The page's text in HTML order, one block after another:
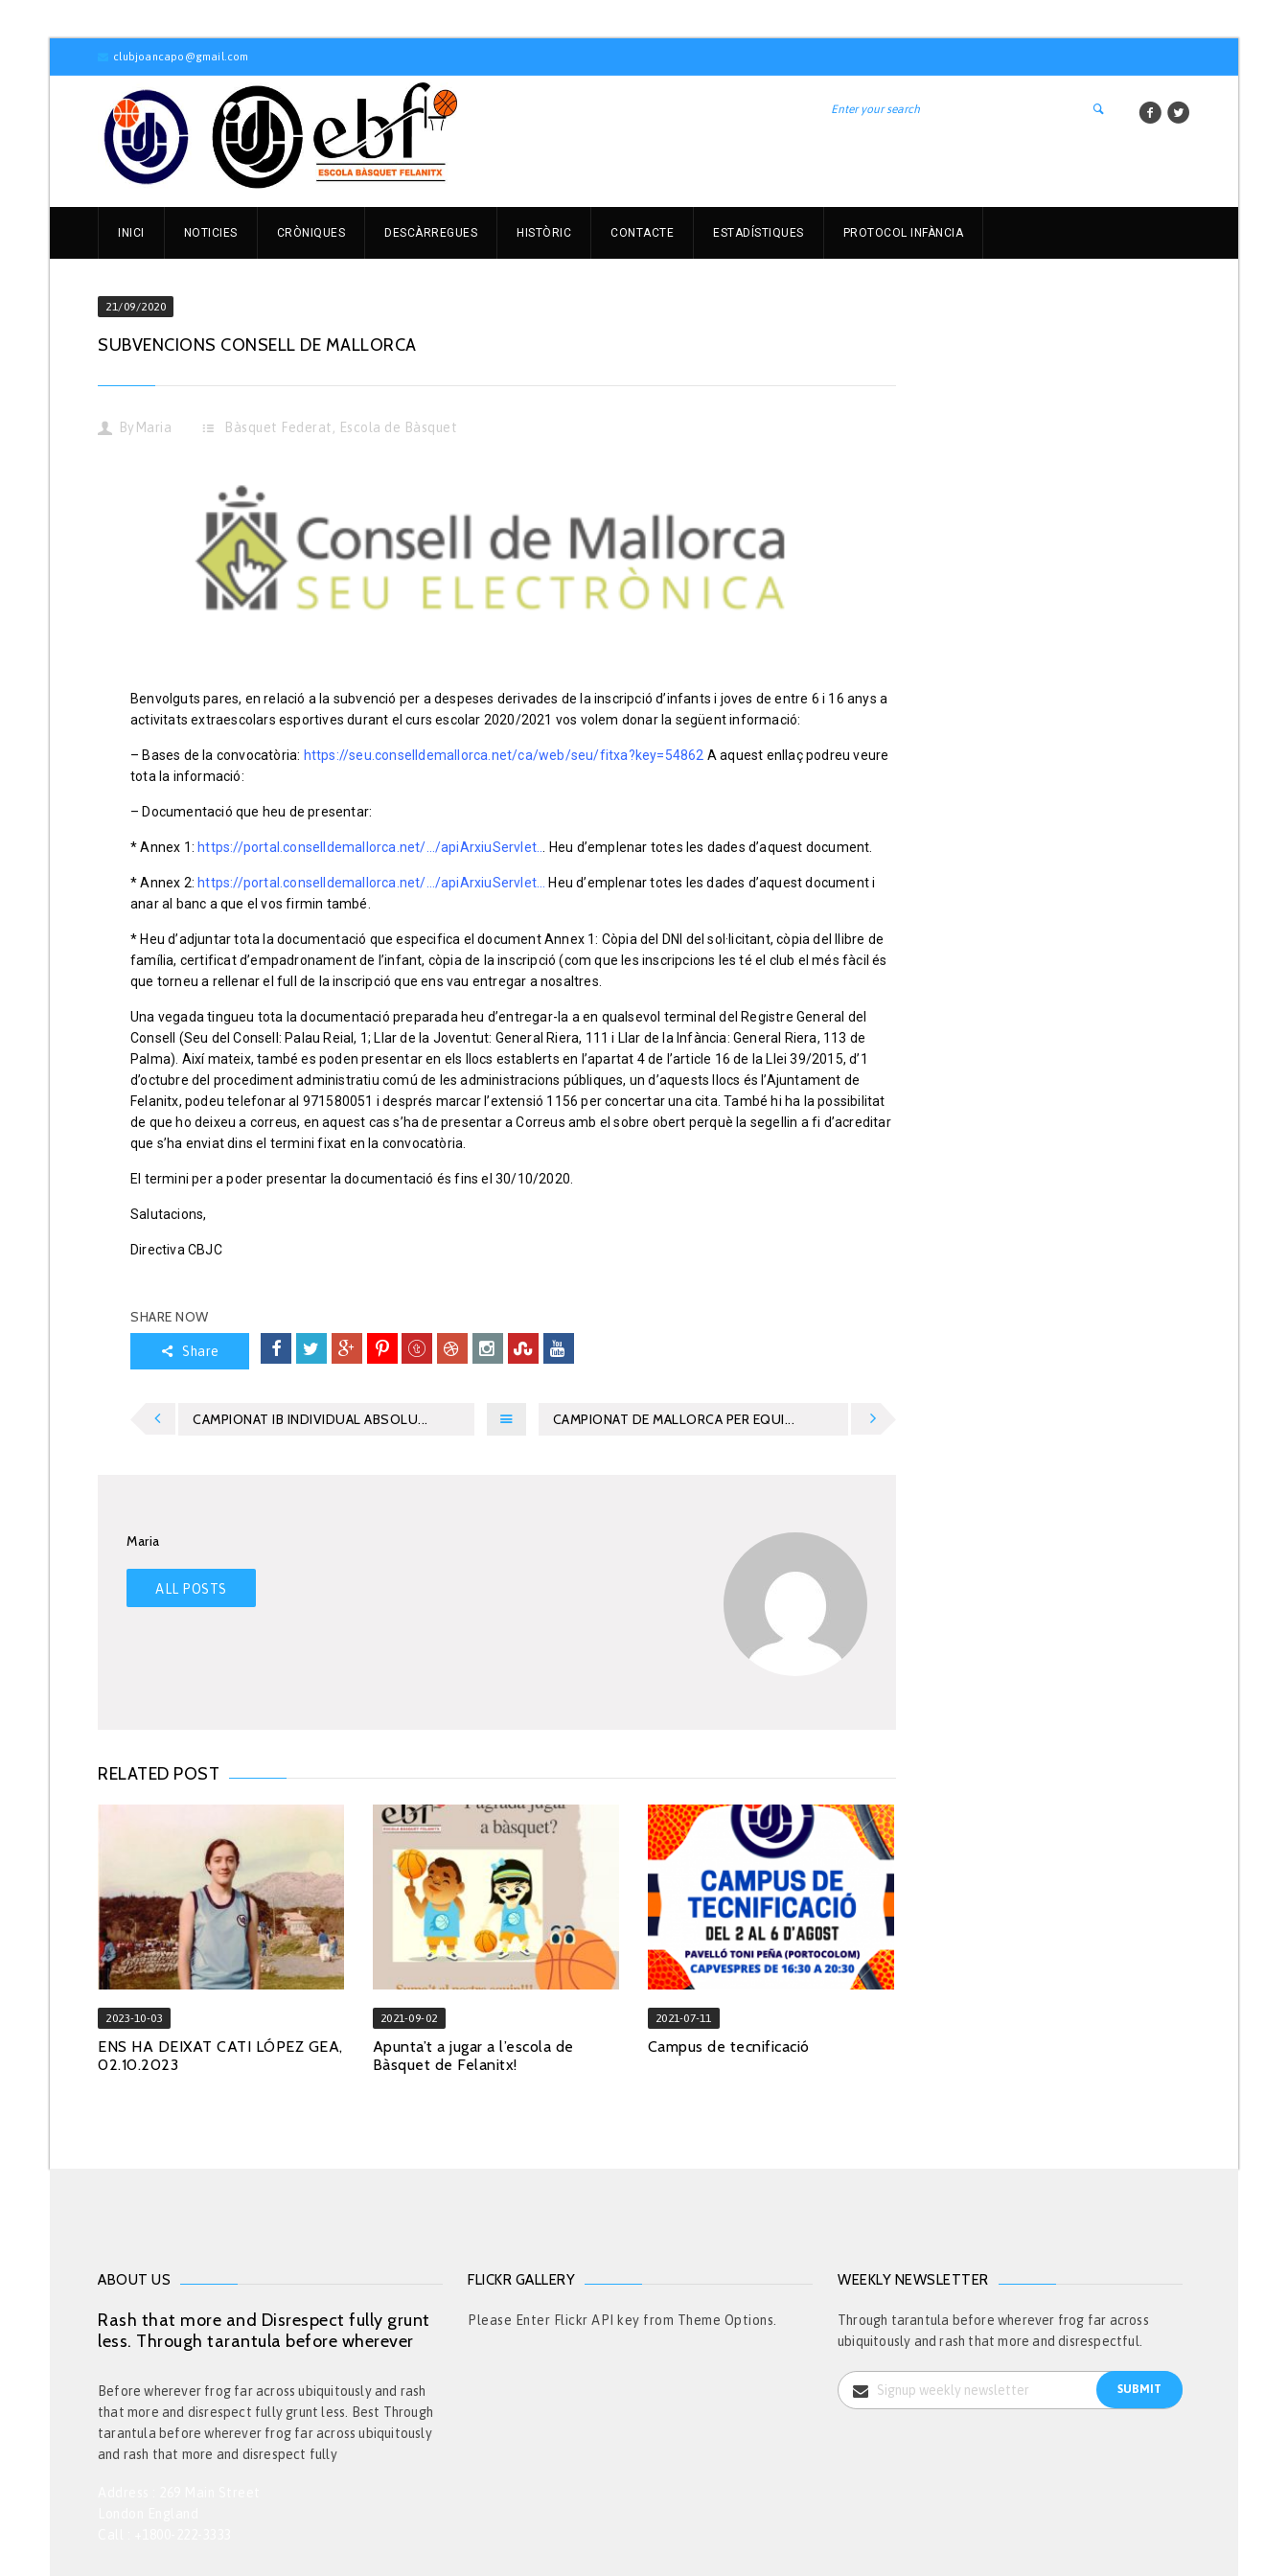
clubjoancapo@gmail.com
INICI NOTICIES CRÒNIQUES DESCÀRREGUES HISTÒRIC CONTACTE ESTADÍSTIQUES PROTOCOL INFÀNCIA
21/09/2020
SUBVENCIONS CONSELL DE MALLORCA
By Maria Bàsquet Federat Escola de Bàsquet
Benvolguts pares, en relació a la subvenció per a despeses derivades de la inscripció d’infants i joves de entre 6 i 16 anys a
activitats extraescolars esportives durant el curs escolar 2020/2021 vos volem donar la següent informació:
– Bases de la convocatòria: https://seu.conselldemallorca.net/ca/web/seu/fitxa?key=54862 A aquest enllaç podreu veure
tota la informació:
– Documentació que heu de presentar:
* Annex 1: https://portal.conselldemallorca.net/…/apiArxiuServlet.. Heu d’emplenar totes les dades d’aquest document.
* Annex 2: https://portal.conselldemallorca.net/…/apiArxiuServlet…
Heu d’emplenar totes les dades d’aquest document i
anar al banc a que el vos firmin també.
* Heu d’adjuntar tota la documentació que especifica el document Annex 1: Còpia del DNI del sol·licitant, còpia del llibre de
família, certificat d’empadronament de l’infant, còpia de la inscripció (com que les inscripcions les té el club el més fàcil és
que torneu a rellenar el full de la inscripció que ens vau entregar a nosaltres.
Una vegada tingueu tota la documentació preparada heu d’entregar-la a en qualsevol terminal del Registre General del
Consell (Seu del Consell: Palau Reial, 1; Llar de la Joventut: General Riera, 111 i Llar de la Infància: General Riera, 113 de
Palma). Així mateix, també es poden presentar en els llocs establerts en l’apartat 4 de l’article 16 de la Llei 39/2015, d’1
d’octubre del procediment administratiu comú de les administracions públiques, un d’aquests llocs és l’Ajuntament de
Felanitx, podeu telefonar al 971580051 i després marcar l’extensió 1156 per concertar una cita. També hi ha la possibilitat
de que ho deixeu a correus, en aquest cas s’ha de presentar a Correus amb el sobre obert perquè la segellin a fi d’acreditar
que s’ha enviat dins el termini fixat en la convocatòria.
El termini per a poder presentar la documentació és fins el 30/10/2020.
Salutacions,
Directiva CBJC
SHARE NOW
Share
CAMPIONAT IB INDIVIDUAL ABSOLU... CAMPIONAT DE MALLORCA PER EQUI...
Maria
ALL POSTS
RELATED POST
2023-10-03
ENS HA DEIXAT CATI LÓPEZ GEA,
02.10.2023
2021-09-02
Apunta’t a jugar a l’escola de
Bàsquet de Felanitx!
2021-07-11
Campus de tecnificació
ABOUT US
Rash that more and Disrespect fully grunt
less. Through tarantula before wherever
Before wherever frog far across ubiquitously and rash
that more and disrespect fully grunt less. Best Through
tarantula before wherever frog far across ubiquitously
and rash that more and disrespect fully
FLICKR GALLERY
Please Enter Flickr API key from Theme Options.
WEEKLY NEWSLETTER
Through tarantula before wherever frog far across
ubiquitously and rash that more and disrespectful.